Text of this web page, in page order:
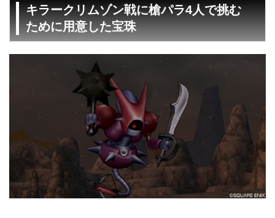
キラークリムゾン戦に槍パラ4人で挑む
ために用意した宝珠